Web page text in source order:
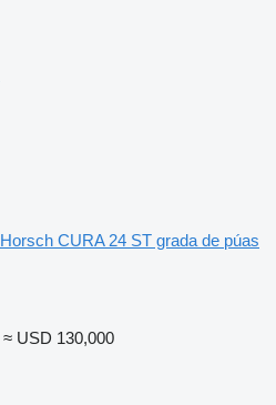
Horsch CURA 24 ST grada de púas
≈ USD 130,000